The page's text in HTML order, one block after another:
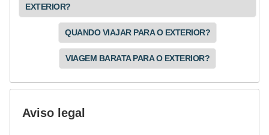
EXTERIOR?
QUANDO VIAJAR PARA O EXTERIOR?
VIAGEM BARATA PARA O EXTERIOR?
Aviso legal